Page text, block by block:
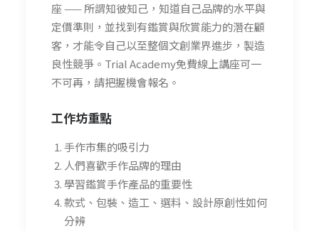
座 —— 所謂知彼知己，知道自己品牌的水平與
定價準則，並找到有鑑賞與欣賞能力的潛在顧
客，才能令自己以至整個文創業界進步，製造
良性競爭。Trial Academy免費線上講座可一
不可再，請把握機會報名。
工作坊重點
手作市集的吸引力
人們喜歡手作品牌的理由
學習鑑賞手作產品的重要性
款式、包裝、造工、選料、設計原創性如何
分辨